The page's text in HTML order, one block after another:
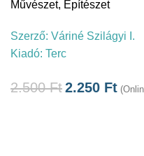
Művészet, Építészet
Szerző: Váriné Szilágyi I.
Kiadó: Terc
2.500Ft2.250 Ft